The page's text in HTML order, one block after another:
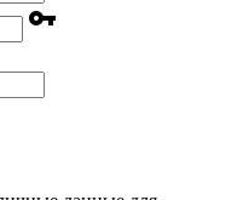
vpn_key